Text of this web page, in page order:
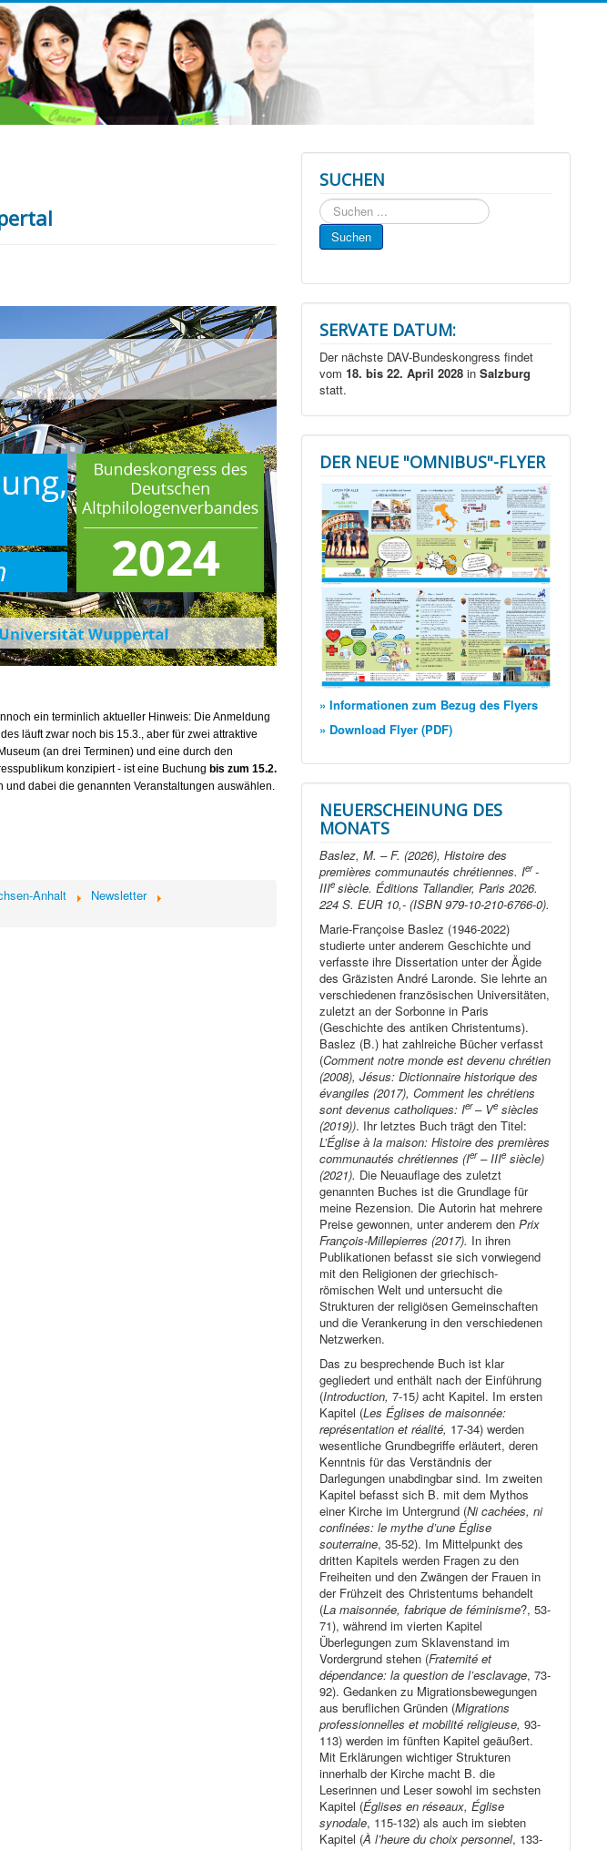
ein terminlich aktueller Hinweis: Die Anmeldung
läuft zwar noch bis 15.3., aber für zwei attraktive
(an drei Terminen) und eine durch den
konzipiert - ist eine Buchung bis zum 15.2.
und dabei die genannten Veranstaltungen auswählen.
Anhalt
Newsletter
SUCHEN
Suchen
...
Suchen
SERVATE DATUM:
Der nächste DAV-Bundeskongress findet
vom18. bis 22. April 2028 inSalzburg
statt.
DER NEUE "OMNIBUS"-FLYER
» Informationen zum Bezug des Flyers
» Download Flyer (PDF)
NEUERSCHEINUNG DES
MONATS
Baslez, M. – F. (2026), Histoire des
premières communautés chrétiennes. Ier-
IIIe siècle. Éditions Tallandier, Paris 2026.
224 S. EUR 10,- (ISBN 979-10-210-6766-0).
Marie-Françoise Baslez (1946-2022)
studierte unter anderem Geschichte und
verfasste ihre Dissertation unter der Ägide
des Gräzisten André Laronde. Sie lehrte an
verschiedenen französischen Universitäten,
zuletzt an der Sorbonne in Paris
(Geschichte des antiken Christentums).
Baslez (B.) hat zahlreiche Bücher verfasst
(Comment notre monde est devenu chrétien
(2008), Jésus: Dictionnaire historique des
évangiles (2017), Comment les chrétiens
sont devenus catholiques: Ier– Ve siècles
(2019)). Ihr letztes Buch trägt den Titel:
L’Église à la maison: Histoire des premières
communautés chrétiennes (Ier– IIIe siècle)
(2021). Die Neuauflage des zuletzt
genannten Buches ist die Grundlage für
meine Rezension. Die Autorin hat mehrere
Preise gewonnen, unter anderem denPrix
François-Millepierres (2017). In ihren
Publikationen befasst sie sich vorwiegend
mit den Religionen der griechisch-
römischen Welt und untersucht die
Strukturen der religiösen Gemeinschaften
und die Verankerung in den verschiedenen
Netzwerken.
Das zu besprechende Buch ist klar
gegliedert und enthält nach der Einführung
(Introduction,7-15)acht Kapitel. Im ersten
Kapitel (Les Églises de maisonnée:
représentation et réalité, 17-34) werden
wesentliche Grundbegriffe erläutert, deren
Kenntnis für das Verständnis der
Darlegungen unabdingbar sind. Im zweiten
Kapitel befasst sich B. mit dem Mythos
einer Kirche im Untergrund (Ni cachées, ni
confinées: le mythe d’une Église
souterraine, 35-52). Im Mittelpunkt des
dritten Kapitels werden Fragen zu den
Freiheiten und den Zwängen der Frauen in
der Frühzeit des Christentums behandelt
(La maisonnée, fabrique de féminisme?, 53-
71), während im vierten Kapitel
Überlegungen zum Sklavenstand im
Vordergrund stehen (Fraternité et
dépendance: la question de l’esclavage, 73-
92). Gedanken zu Migrationsbewegungen
aus beruflichen Gründen (Migrations
professionnelles et mobilité religieuse,93-
113) werden im fünften Kapitel geäußert.
Mit Erklärungen wichtiger Strukturen
innerhalb der Kirche macht B. die
Leserinnen und Leser sowohl im sechsten
Kapitel (Églises en réseaux, Église
synodale, 115-132) als auch im siebten
Kapitel (À l’heure du choix personnel, 133-